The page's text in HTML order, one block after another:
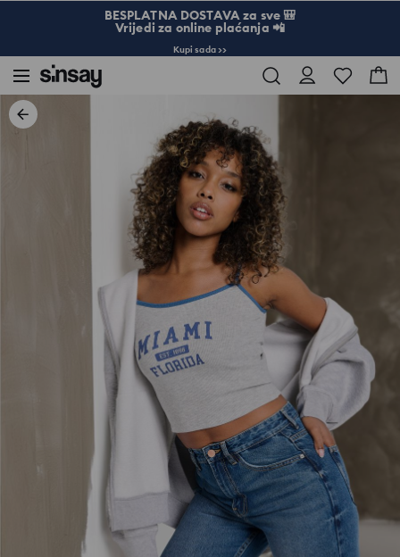
BESPLATNA DOSTAVA za sve 🎒
Vrijedi za online plaćanja 📲
Kupi sada >>